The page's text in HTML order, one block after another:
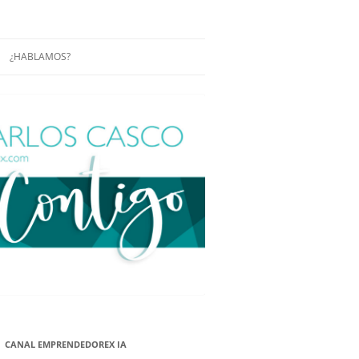
EN
DE
NUEVA
¿HABLAMOS?
CONÓCENOS UN POCO MÁS
CANAL EMPRENDEDOREX IA